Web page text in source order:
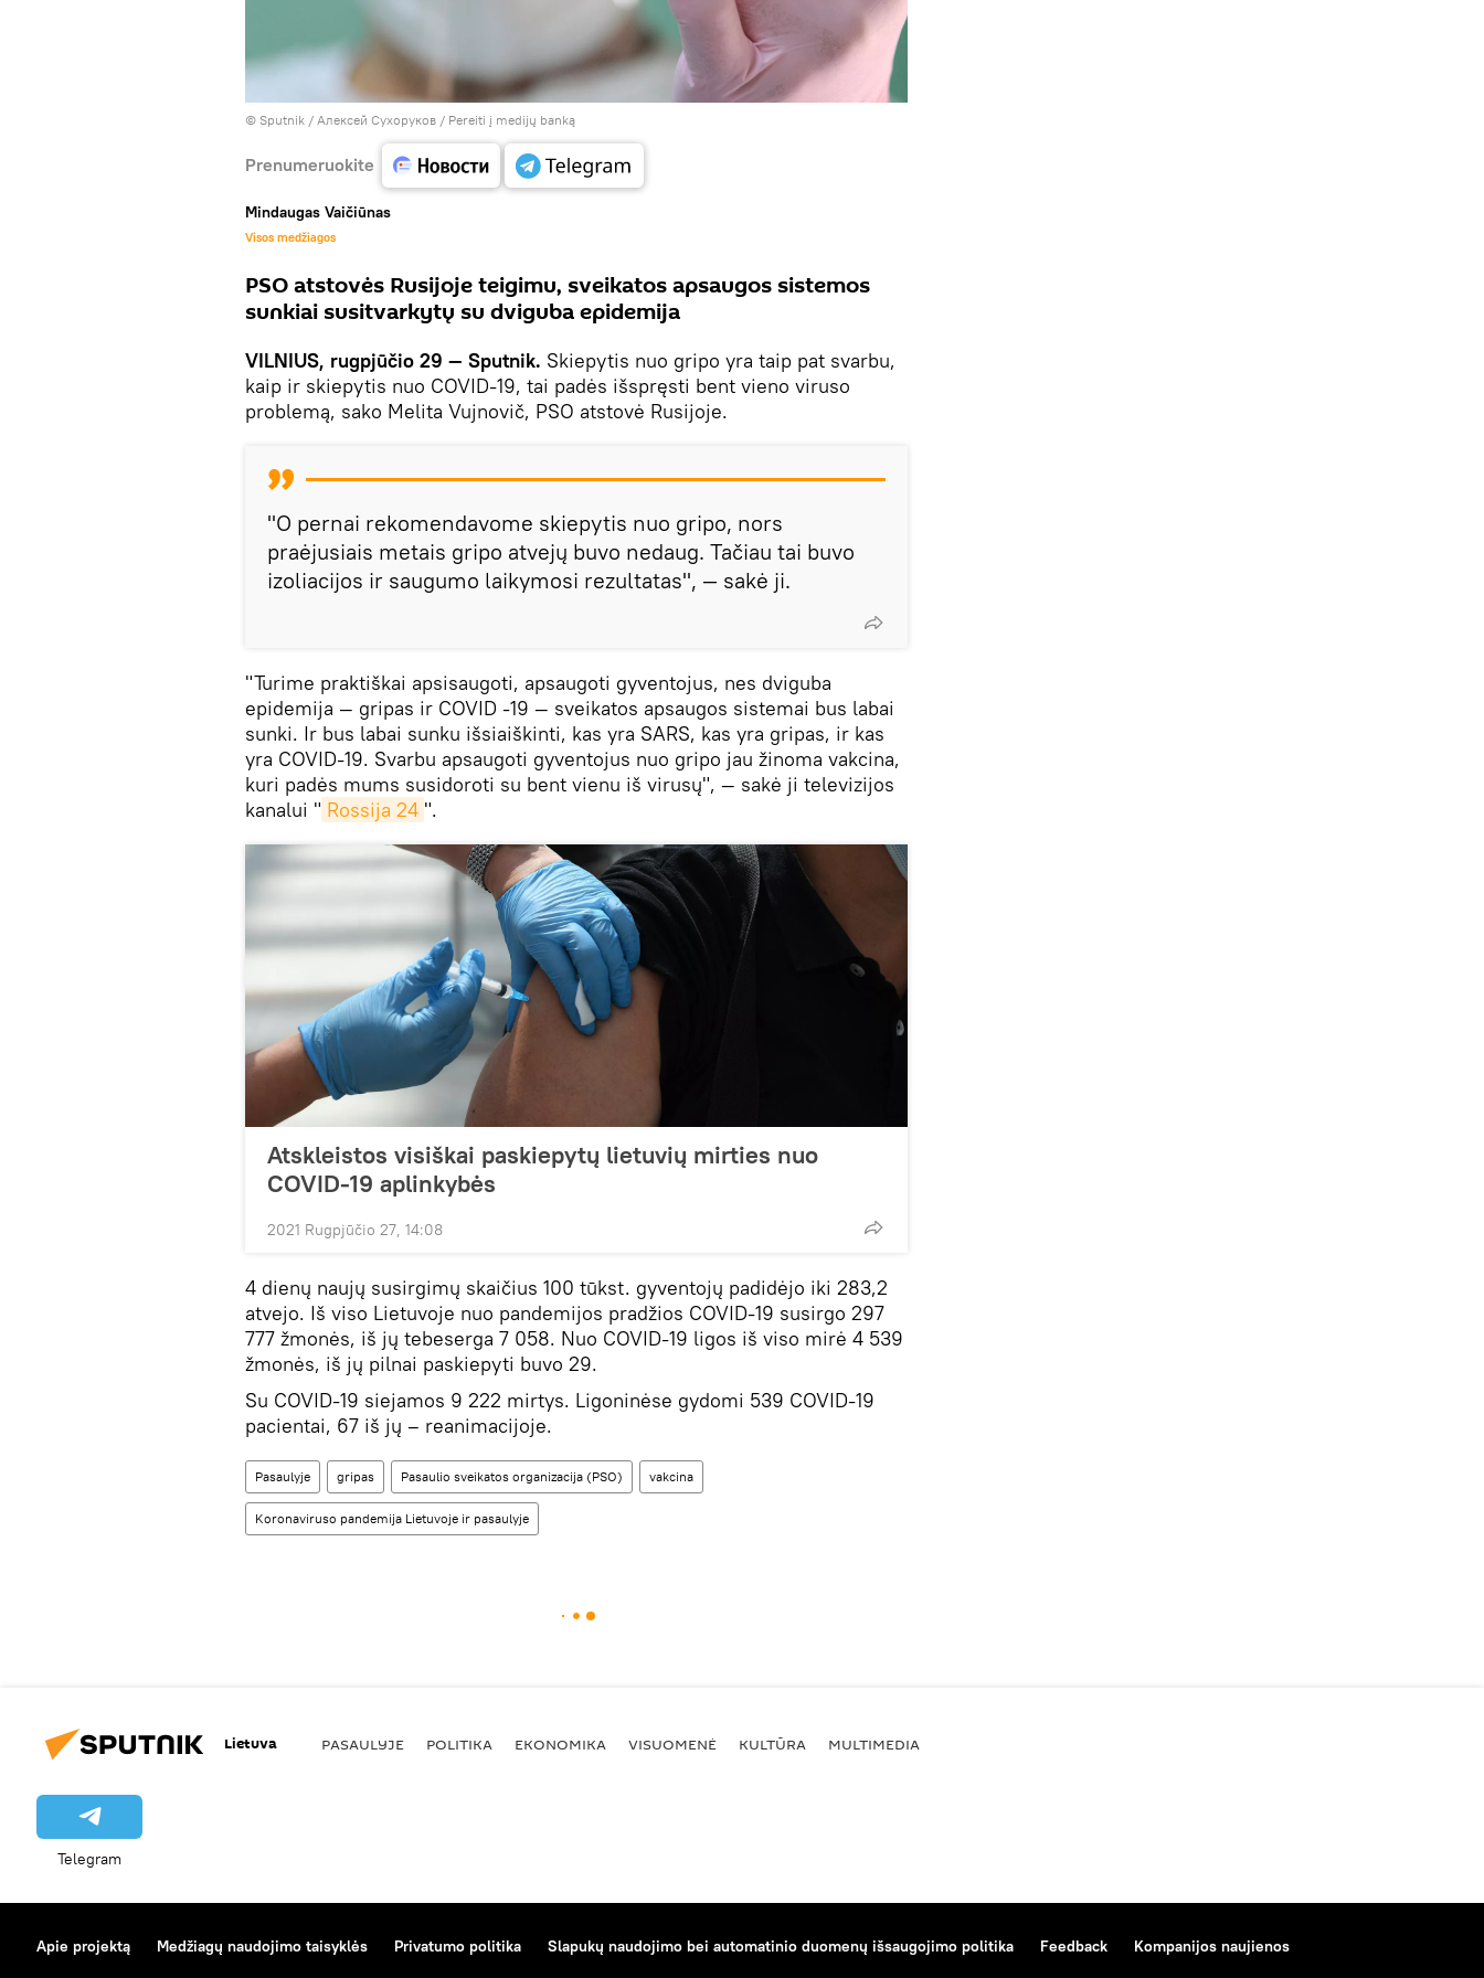
© Sputnik / Алексей Сухоруков / Pereiti į medijų banką
Prenumeruokite
Mindaugas Vaičiūnas
Visos medžiagos
PSO atstovės Rusijoje teigimu, sveikatos apsaugos sistemos
sunkiai susitvarkytų su dviguba epidemija
VILNIUS, rugpjūčio 29 — Sputnik. Skiepytis nuo gripo yra taip pat svarbu,
kaip ir skiepytis nuo COVID-19, tai padės išspręsti bent vieno viruso
problemą, sako Melita Vujnovič, PSO atstovė Rusijoje.
"O pernai rekomendavome skiepytis nuo gripo, nors
praėjusiais metais gripo atvejų buvo nedaug. Tačiau tai buvo
izoliacijos ir saugumo laikymosi rezultatas", — sakė ji.
"Turime praktiškai apsisaugoti, apsaugoti gyventojus, nes dviguba
epidemija — gripas ir COVID -19 — sveikatos apsaugos sistemai bus labai
sunki. Ir bus labai sunku išsiaiškinti, kas yra SARS, kas yra gripas, ir kas
yra COVID-19. Svarbu apsaugoti gyventojus nuo gripo jau žinoma vakcina,
kuri padės mums susidoroti su bent vienu iš virusų", — sakė ji televizijos
kanalui " Rossija 24 ".
Atskleistos visiškai paskiepytų lietuvių mirties nuo
COVID-19 aplinkybės
2021 Rugpjūčio 27, 14:08
4 dienų naujų susirgimų skaičius 100 tūkst. gyventojų padidėjo iki 283,2
atvejo. Iš viso Lietuvoje nuo pandemijos pradžios COVID-19 susirgo 297
777 žmonės, iš jų tebeserga 7 058. Nuo COVID-19 ligos iš viso mirė 4 539
žmonės, iš jų pilnai paskiepyti buvo 29.
Su COVID-19 siejamos 9 222 mirtys. Ligoninėse gydomi 539 COVID-19
pacientai, 67 iš jų – reanimacijoje.
Pasaulyje gripas Pasaulio sveikatos organizacija (PSO) vakcina
Koronaviruso pandemija Lietuvoje ir pasaulyje
Lietuva PASAULYJE POLITIKA EKONOMIKA VISUOMENĖ KULTŪRA MULTIMEDIA
Telegram
Apie projektą Medžiagų naudojimo taisyklės Privatumo politika Slapukų naudojimo bei automatinio duomenų išsaugojimo politika Feedback Kompanijos naujienos